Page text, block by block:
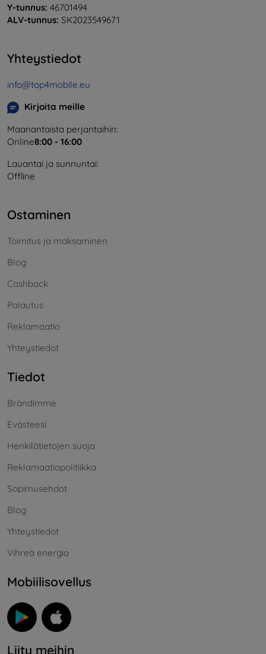
Y-tunnus: 46701494
ALV-tunnus: SK2023549671
Yhteystiedot
info@top4mobile.eu
Kirjoita meille
Maanantaista perjantaihin:
Online8:00 - 16:00
Lauantai ja sunnuntai:
Offline
Ostaminen
Toimitus ja maksaminen
Blog
Cashback
Palautus
Reklamaatio
Yhteystiedot
Tiedot
Brändimme
Evästeesi
Henkilötietojen suoja
Reklamaatiopolitiikka
Sopimusehdot
Blog
Yhteystiedot
Vihreä energia
Mobiilisovellus
Liity meihin